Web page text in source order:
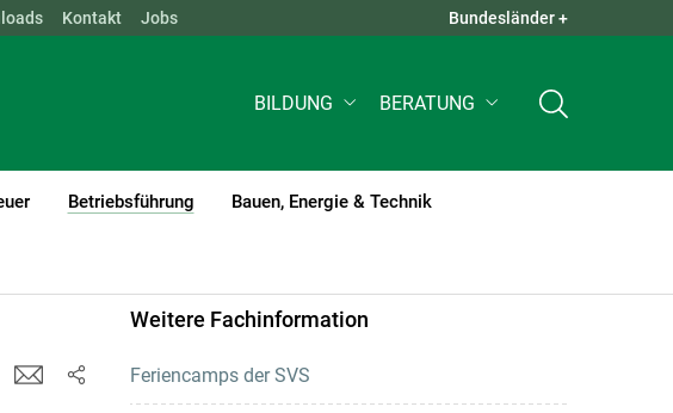
QUICK LINKS +
Kontakt Jobs Bundesländer +
BILDUNG BERATUNG
Betriebsführung
(current)1
Bauen, Energie & Technik
Weitere Fachinformation
Feriencamps der SVS